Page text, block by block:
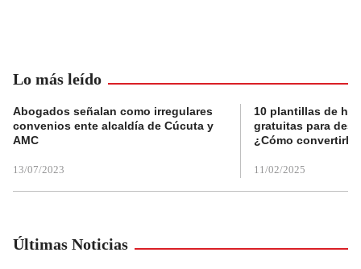
Lo más leído
Abogados señalan como irregulares
convenios ente alcaldía de Cúcuta y
AMC
13/07/2023
10 plantillas de
gratuitas para
¿Cómo convertirla
11/02/2025
Últimas Noticias